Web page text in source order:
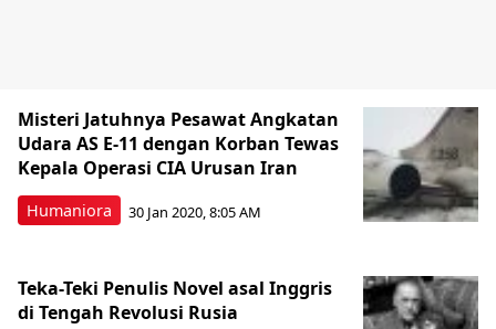
Humaniora
Misteri Jatuhnya Pesawat Angkatan
Udara AS E-11 dengan Korban Tewas
Kepala Operasi CIA Urusan Iran
30 Jan 2020, 8:05 AM
Teka-Teki Penulis Novel asal Inggris
di Tengah Revolusi Rusia